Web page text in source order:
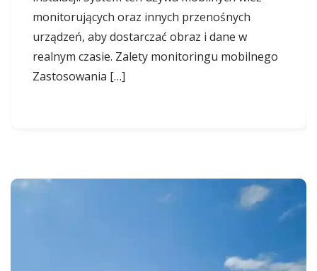
monitorujących oraz innych przenośnych
urządzeń, aby dostarczać obraz i dane w
realnym czasie. Zalety monitoringu mobilnego
Zastosowania […]